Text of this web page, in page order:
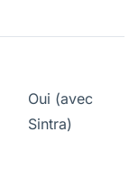
Oui (avec
Sintra)